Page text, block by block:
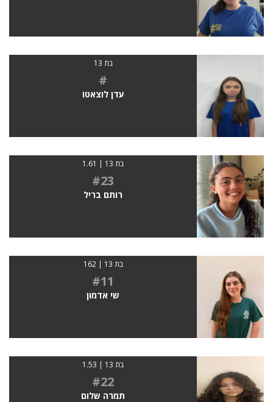
בת 13
#
עדן לוצאטו
בת 13 | 1.61
#23
רותם בריל
בת 13 | 162
#11
שי אדמון
בת 13 | 1.53
#22
תמרה שלום